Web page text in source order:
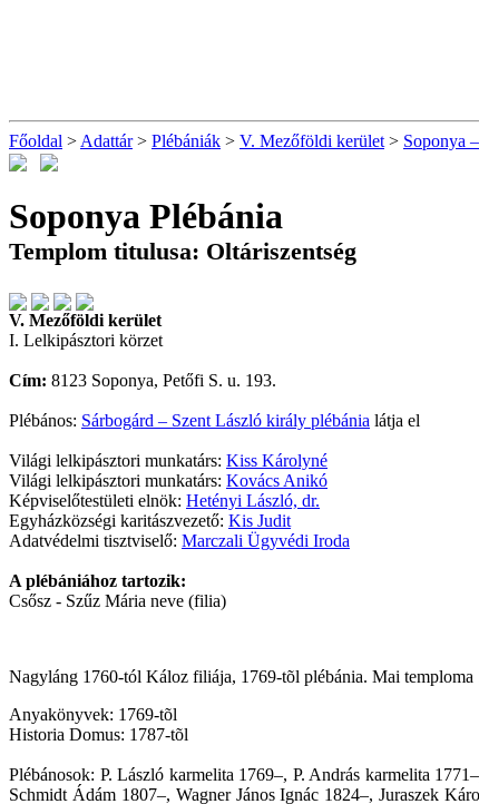
Főoldal > Adattár> Plébániák > V. Mezőföldi kerület > Soponya
Soponya Plébánia
Templom titulusa: Oltáriszentség
V. Mezőföldi kerület
I. Lelkipásztori körzet
Cím: 8123 Soponya, Petőfi S. u. 193.
Plébános: Sárbogárd – Szent László király plébánia látja el
Világi lelkipásztori munkatárs: Kiss Károlyné
Világi lelkipásztori munkatárs: Kovács Anikó
Képviselőtestületi elnök: Hetényi László, dr.
Egyházközségi karitászvezető: Kis Judit
Adatvédelmi tisztviselő: Marczali Ügyvédi Iroda
A plébániához tartozik:
Csősz - Szűz Mária neve (filia)
Nagyláng 1760-tól Káloz filiája, 1769-tõl plébánia. Mai temploma
Anyakönyvek: 1769-tõl
Historia Domus: 1787-tõl
Plébánosok: P. László karmelita 1769–, P. András karmelita
Schmidt Ádám 1807–, Wagner János Ignác 1824–, Juraszek